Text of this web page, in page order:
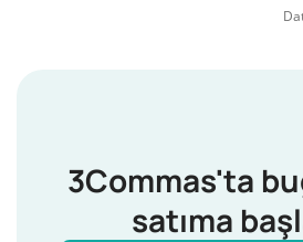
3Commas'ta
satıma